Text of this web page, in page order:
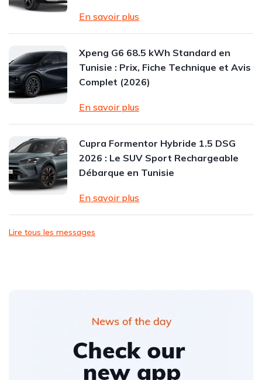
En savoir plus
Xpeng G6 68.5 kWh Standard en
Tunisie : Prix, Fiche Technique et Avis
Complet (2026)
En savoir plus
Cupra Formentor Hybride 1.5 DSG
2026 : Le SUV Sport Rechargeable
Débarque en Tunisie
En savoir plus
Lire tous les messages